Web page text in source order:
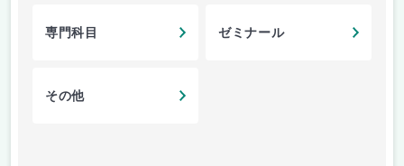
専門科目 ゼミナール
その他